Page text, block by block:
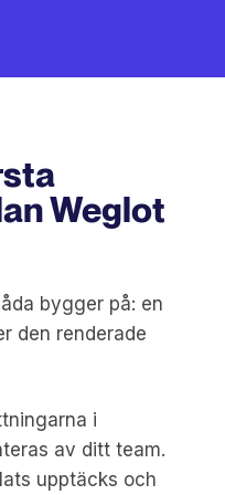
Weglot
bygger på: en
den renderade
i
av ditt team.
upptäcks och